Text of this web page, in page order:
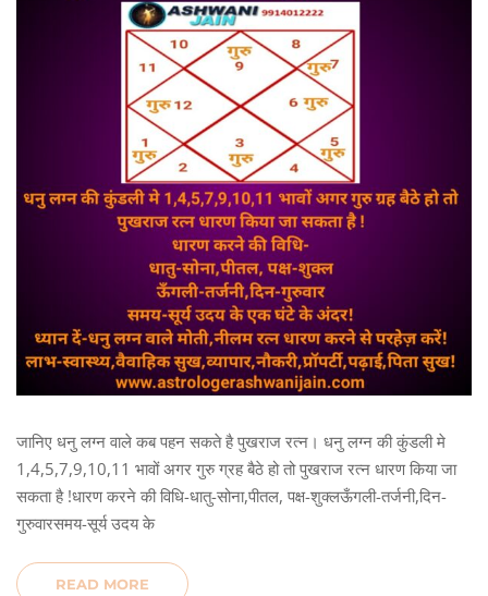
जानिए धनु लग्न वाले कब पहन सकते है पुखराज रत्न। धनु लग्न की कुंडली मे
1,4,5,7,9,10,11 भावों अगर गुरु ग्रह बैठे हो तो पुखराज रत्न धारण किया जा
सकता है !धारण करने की विधि-धातु-सोना,पीतल, पक्ष-शुक्लऊँगली-तर्जनी,दिन-
गुरुवारसमय-सूर्य उदय के
READ MORE